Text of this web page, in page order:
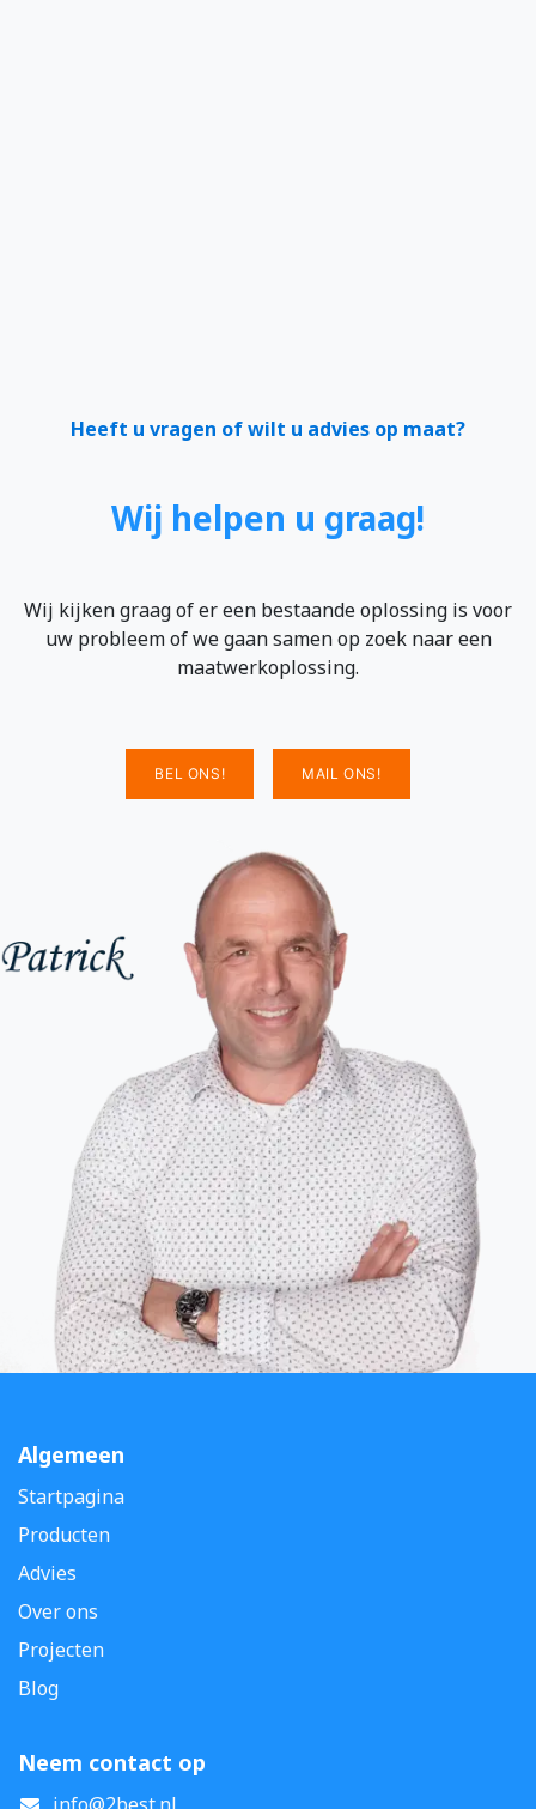
Heeft u vragen of wilt u advies op maat?
Wij helpen u graag!
Wij kijken graag of er een bestaande oplossing is voor
uw probleem of we gaan samen op zoek naar een
maatwerkoplossing.
BEL ONS! MAIL ONS!
Algemeen
Startpagina
Producten
Advies
Over ons
Projecten
Blog
Neem contact op